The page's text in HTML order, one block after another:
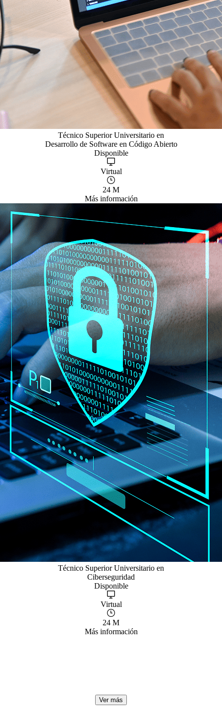
Técnico Superior Universitario en
Desarrollo de Software en Código Abierto
Disponible
Virtual
24 M
Más información
Técnico Superior Universitario en
Ciberseguridad
Disponible
Virtual
24 M
Más información
Ver más